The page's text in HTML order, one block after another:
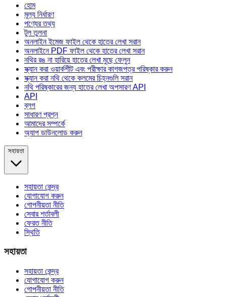
হোম
মূল্য নির্ধারণ
পণ্যের তথ্য
টুল তুলনা
অনলাইন ইমেজ ফাইল থেকে হাতের লেখা সরান
অনলাইনে PDF ফাইল থেকে হাতের লেখা সরান
নথির রঙ না হারিয়ে হাতের লেখা মুছে ফেলুন
স্ক্যান করা ওয়ার্কশীট এবং পরীক্ষার কাগজপত্র পরিষ্কার করুন
স্ক্যান করা নথি থেকে কলমের চিহ্নগুলি সরান
নথি পরিষ্কারের জন্য হাতের লেখা অপসারণ API
API
ব্লগ
সাধারণ প্রশ্ন
আমাদের সম্পর্কে
অ্যাপ ডাউনলোড করুন
সহায়তা
সহায়তা কেন্দ্র
যোগাযোগ করুন
গোপনীয়তা নীতি
সেবার শর্তাবলী
ফেরত নীতি
স্থিতি
সহায়তা
সহায়তা কেন্দ্র
যোগাযোগ করুন
গোপনীয়তা নীতি